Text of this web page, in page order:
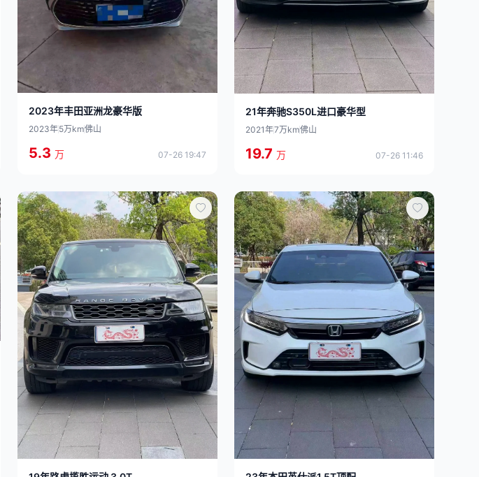
2023年丰田亚洲龙豪华版
2023年5万km佛山
5.3 万 07-26 19:47
21年奔驰S350L进口豪华型
2021年7万km佛山
19.7 万 07-26 11:46